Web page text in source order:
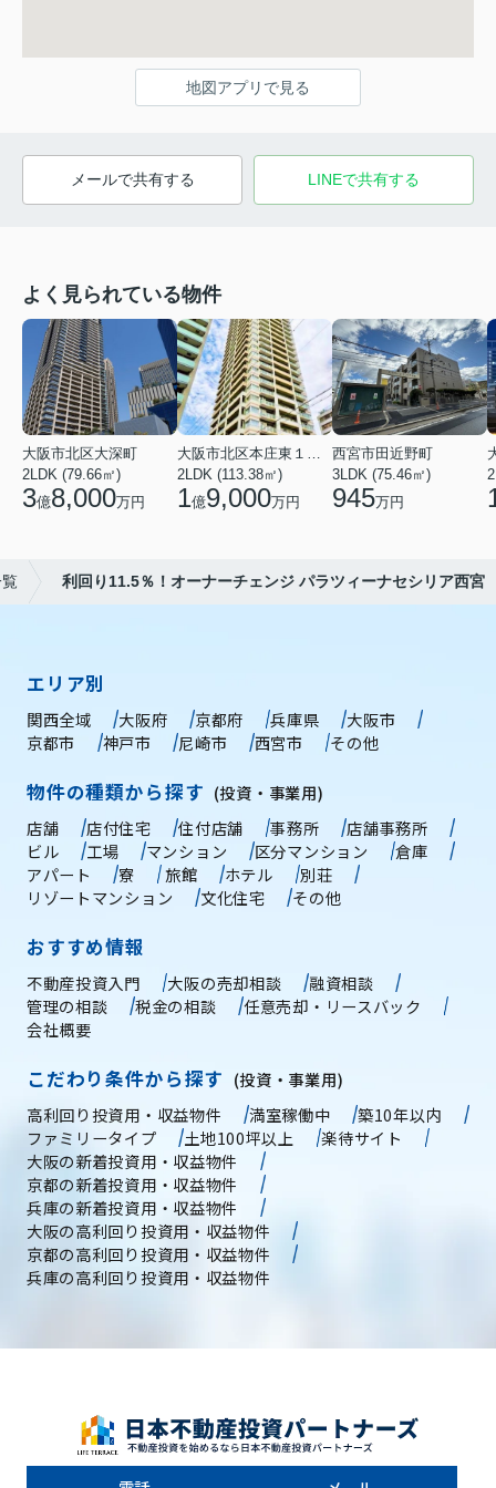
地図アプリで見る
メールで共有する LINEで共有する
よく見られている物件
大阪市北区大深町
2LDK (79.66㎡)
3億8,000万円
2LDK (113.38㎡)
1億9,000万円
西宮市田近野町
3LDK (75.46㎡)
945万円
利回り11.5％！オーナーチェンジ パラツィーナセシリア西宮
エリア別
関西全域 大阪府 京都府 兵庫県
大阪市
京都市
神戸市 尼崎市 西宮市 その他
物件の種類から探す (投資・事業用)
店舗
店付住宅 住付店舗 事務所
店舗事務所
ビル
工場 マンション 区分マンション
倉庫
アパート
寮 旅館 ホテル
別荘
リゾートマンション
文化住宅 その他
おすすめ情報
不動産投資入門 大阪の売却相談
融資相談
管理の相談
税金の相談
任意売却・リースバック
会社概要
こだわり条件から探す (投資・事業用)
高利回り投資用・収益物件
満室稼働中
築10年以内
ファミリータイプ
土地100坪以上
楽待サイト
大阪の新着投資用・収益物件
京都の新着投資用・収益物件
兵庫の新着投資用・収益物件
大阪の高利回り投資用・収益物件
京都の高利回り投資用・収益物件
兵庫の高利回り投資用・収益物件